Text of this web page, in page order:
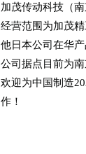
加茂传动科技（
经营范围为加茂
他日本公司在华
公司据点目前为南
欢迎为中国制造
作！